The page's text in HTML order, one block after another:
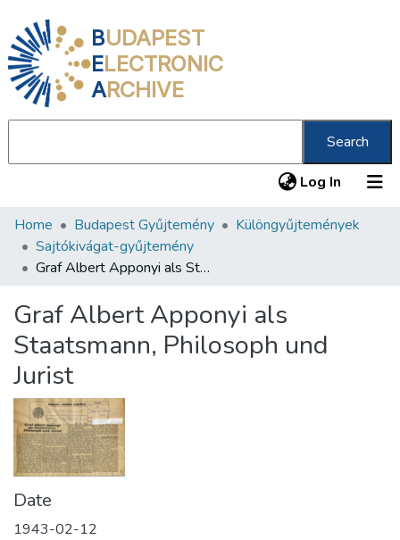
BUDAPEST
ELECTRONIC
ARCHIVE
Search
Log In (current)
Communities & Collections
All of DSpace
About us
Home Budapest Gyűjtemény
Különgyűjtemények
Sajtókivágat-gyűjtemény
Graf Albert Apponyi als Staatsmann, Philosoph und Jurist
Graf Albert Apponyi als
Staatsmann, Philosoph und
Jurist
Date
1943-02-12